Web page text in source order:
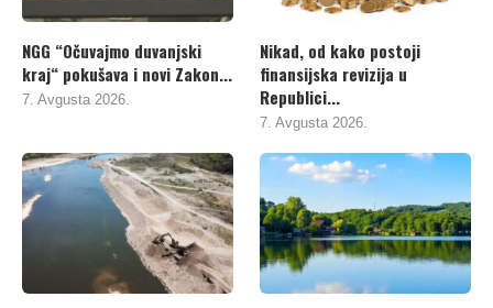
NGG “Očuvajmo duvanjski
kraj“ pokušava i novi Zakon...
7. Avgusta 2026.
Nikad, od kako postoji
finansijska revizija u
Republici...
7. Avgusta 2026.